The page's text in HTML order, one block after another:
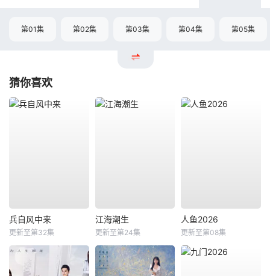
第01集 第02集 第03集 第04集 第05集
猜你喜欢
兵自风中来
更新至第32集
江海潮生
更新至第24集
人鱼2026
更新至第08集